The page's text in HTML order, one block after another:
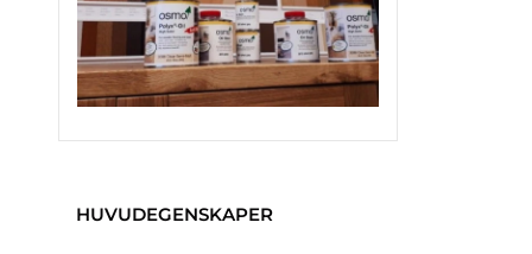
HUVUDEGENSKAPER